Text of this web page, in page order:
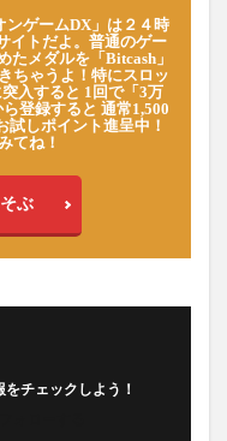
ンゲームDX」は２４時
イトだよ。普通のゲー
メダルを「Bitcash」
ちゃうよ！特にスロッ
入すると 1回で「3万
登録すると 通常1,500
試しポイント進呈中！
てね！
ぶ
をチェックしよう！